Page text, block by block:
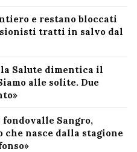
e restano bloccati
tratti in salvo dal
Salute dimentica il
alle solite. Due
Sangro,
che nasce dalla stagione